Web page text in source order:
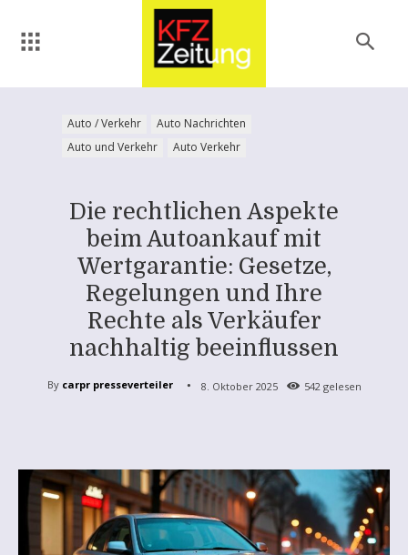
Auto / Verkehr
Auto Nachrichten
Auto und Verkehr
Auto Verkehr
Die rechtlichen Aspekte
beim Autoankauf mit
Wertgarantie: Gesetze,
Regelungen und Ihre
Rechte als Verkäufer
nachhaltig beeinflussen
By carpr presseverteiler 8. Oktober 2025 542 gelesen